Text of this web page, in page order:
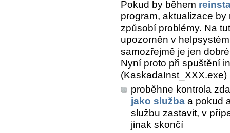
Pokud by během
program, aktualizace
způsobí problémy. Na
upozorněn v
samozřejmě je jen
Nyní proto při spuštění
(KaskadaInst_XXX.exe)
proběhne kontrola
jako služba a pokud
službu zastavit, v
jinak skončí